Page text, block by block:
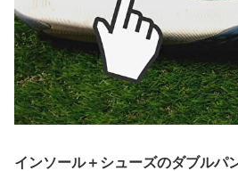
インソール＋シューズのダブルパ